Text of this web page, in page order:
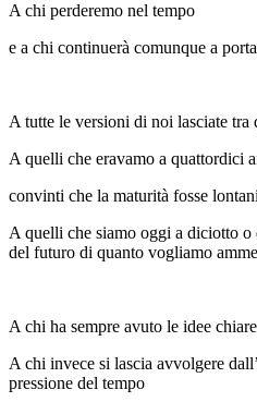
A chi perderemo nel tempo
e a chi continuerà comunque a
A tutte le versioni di noi lasciate tra
A quelli che eravamo a quattordici
convinti che la maturità fosse
A quelli che siamo oggi a diciotto
del futuro di quanto vogliamo
A chi ha sempre avuto le idee chiare
A chi invece si lascia avvolgere
pressione del tempo